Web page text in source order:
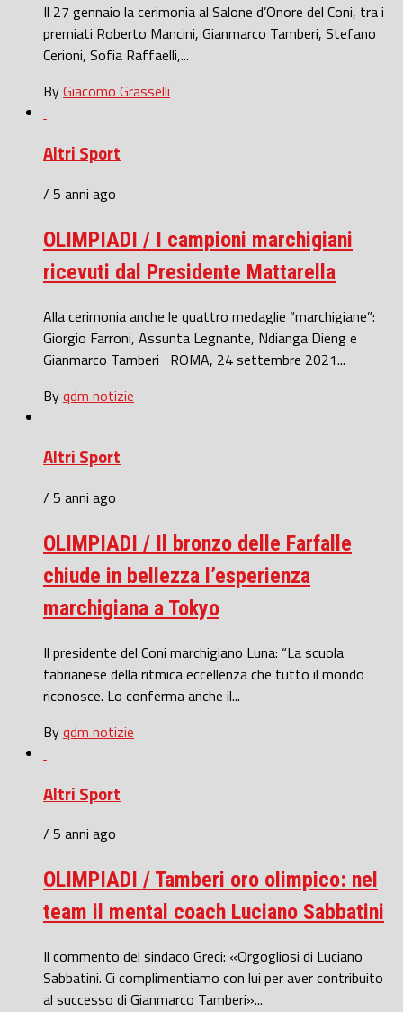
Il 27 gennaio la cerimonia al Salone d’Onore del Coni, tra i
premiati Roberto Mancini, Gianmarco Tamberi, Stefano
Cerioni, Sofia Raffaelli,...
ByGiacomo Grasselli
Altri Sport
/ 5 anni ago
OLIMPIADI / I campioni marchigiani
ricevuti dal Presidente Mattarella
Alla cerimonia anche le quattro medaglie “marchigiane”:
Giorgio Farroni, Assunta Legnante, Ndianga Dieng e
Gianmarco Tamberi ROMA, 24 settembre 2021...
Byqdm notizie
Altri Sport
/ 5 anni ago
OLIMPIADI / Il bronzo delle Farfalle
chiude in bellezza l’esperienza
marchigiana a Tokyo
Il presidente del Coni marchigiano Luna: “La scuola
fabrianese della ritmica eccellenza che tutto il mondo
riconosce. Lo conferma anche il...
Byqdm notizie
Altri Sport
/ 5 anni ago
OLIMPIADI / Tamberi oro olimpico: nel
team il mental coach Luciano Sabbatini
Il commento del sindaco Greci: «Orgogliosi di Luciano
Sabbatini. Ci complimentiamo con lui per aver contribuito
al successo di Gianmarco Tamberi»...